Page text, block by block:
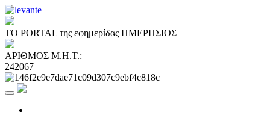
ΤΟ PORTAL της εφημερίδας ΗΜΕΡΗΣΙΟΣ
ΑΡΙΘΜΟΣ Μ.Η.Τ.:
242067